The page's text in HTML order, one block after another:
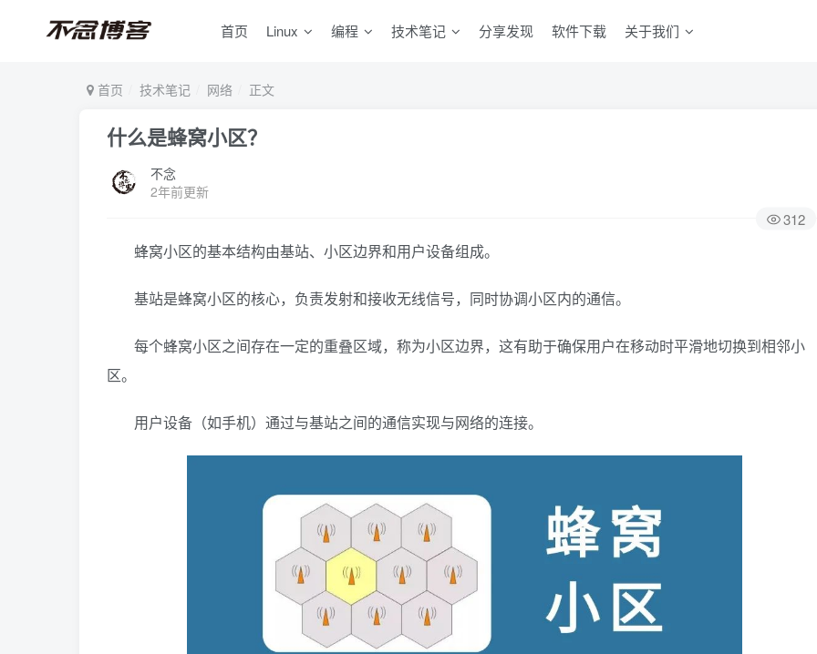
首页 Linux 编程 技术笔记 分享发现 软件下载 关于我们
首页 技术笔记 网络 正文
什么是蜂窝小区？
不念
2年前更新
312
蜂窝小区的基本结构由基站、小区边界和用户设备组成。
基站是蜂窝小区的核心，负责发射和接收无线信号，同时协调小区内的通信。
每个蜂窝小区之间存在一定的重叠区域，称为小区边界，这有助于确保用户在移动时平滑地切换到相邻小
区。
用户设备（如手机）通过与基站之间的通信实现与网络的连接。